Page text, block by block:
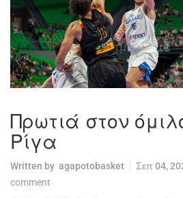
Πρωτιά στον
Ρίγα
Written by agapotobasket Σεπ 04,
comment